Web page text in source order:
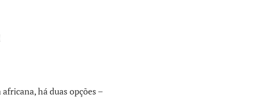
africana, há duas opções –